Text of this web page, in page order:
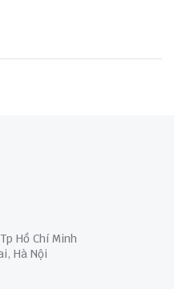
Hồ Chí Minh
Hà Nội